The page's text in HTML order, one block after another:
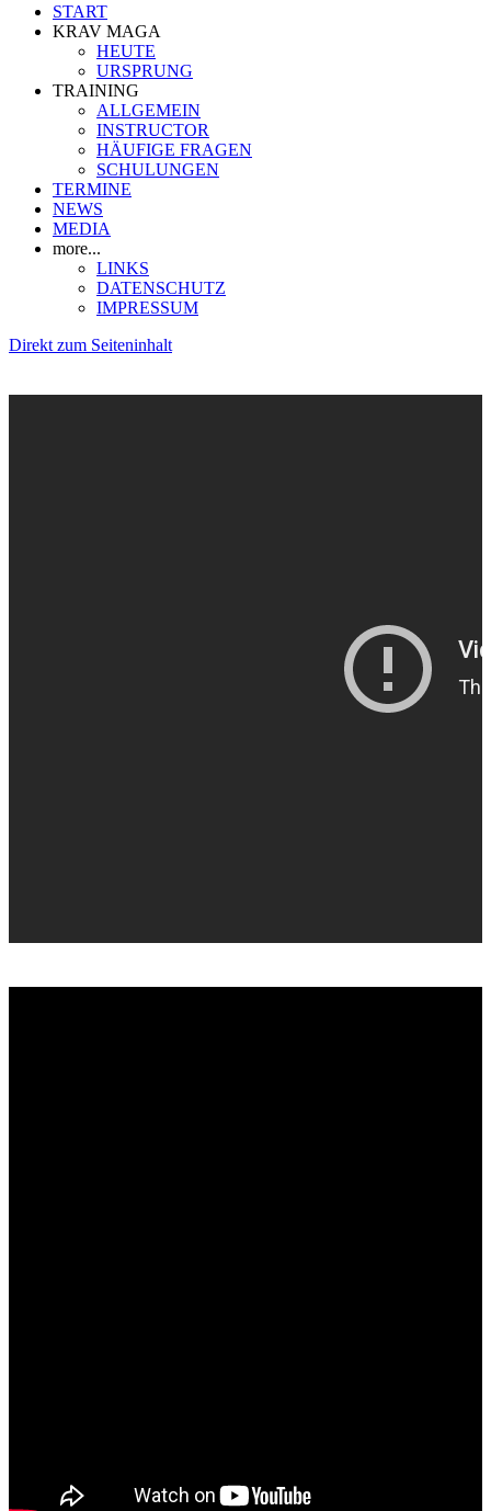
START
KRAV MAGA
HEUTE
URSPRUNG
TRAINING
ALLGEMEIN
INSTRUCTOR
HÄUFIGE FRAGEN
SCHULUNGEN
TERMINE
NEWS
MEDIA
more...
LINKS
DATENSCHUTZ
IMPRESSUM
Direkt zum Seiteninhalt